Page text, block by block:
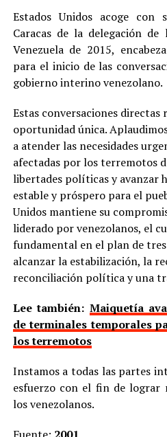
Estados Unidos acoge con
Caracas de la delegación
Venezuela de 2015,
para el inicio de las
gobierno interino venezolano.
Estas conversaciones directas
oportunidad única.
a atender las necesidades
afectadas por los terremotos
libertades políticas y avanzar
estable y próspero para el
Unidos mantiene su
liderado por venezolanos, el
fundamental en el plan de
alcanzar la estabilización, la
reconciliación política y una
Lee también: Maiquetía
de terminales temporales
los terremotos
Instamos a todas las partes
esfuerzo con el fin de lograr
los venezolanos.